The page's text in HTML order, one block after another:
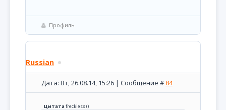
Профиль
Russian
Дата: Вт, 26.08.14, 15:26 | Сообщение # 84
Цитатаfreckless()